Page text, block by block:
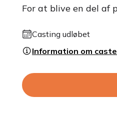
For at blive en del af
Casting udløbet
Information om